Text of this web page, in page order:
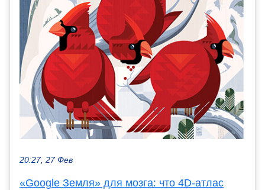
20:27, 27 Фев
«Google Земля» для мозга: что 4D-атлас